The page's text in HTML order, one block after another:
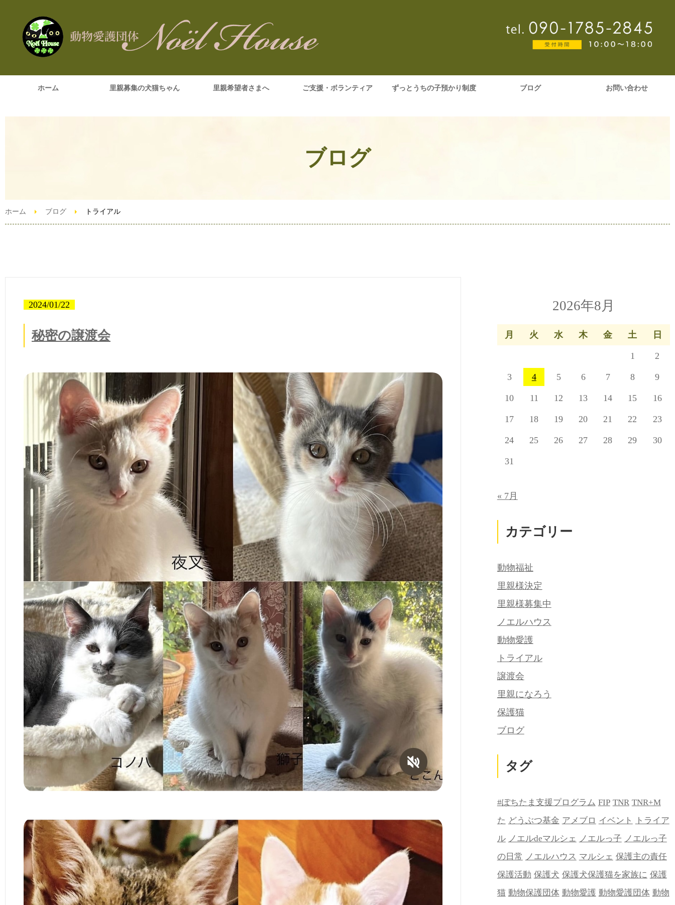
ホーム 里親募集の犬猫ちゃん 里親希望者さまへ ご支援・ボランティア ずっとうちの子預かり制度 ブログ お問い合わせ
ブログ
ホーム ブログ トライアル
2024/01/22
秘密の譲渡会
2026年8月
月 火 水 木 金 土 日
1 2
3 4 5 6 7 8 9
10 11 12 13 14 15 16
17 18 19 20 21 22 23
24 25 26 27 28 29 30
31
« 7月
カテゴリー
動物福祉
里親様決定
里親様募集中
ノエルハウス
動物愛護
トライアル
譲渡会
里親になろう
保護猫
ブログ
タグ
#ぽちたま支援プログラム FIP TNR TNR+M
た どうぶつ基金 アメブロ イベント
トライア
ル ノエルdeマルシェ ノエルっ子 ノエルっ子
の日常 ノエルハウス マルシェ 保護主の責任
保護活動 保護犬 保護犬保護猫を家族に 保護
猫 動物保護団体 動物愛護 動物愛護団体 動物